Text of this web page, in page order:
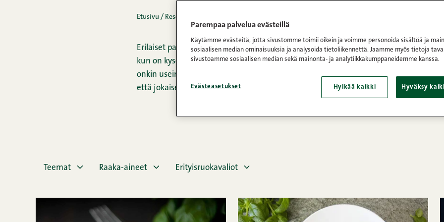
Etusivu / Reseptit
Erilaiset pastakastikkeet ja muut pastaruoat ovat monelle se arjen luottopelastaja.
kun on kyse helposti muokattavasta herkusta. Monen vastaus kysymykseen ”Mikä
onkin usein jonkinlainen pasta herkullisella pastakastikkeella. Pastaruokia on
että jokaiselle löytyy taatusti oma suosikkinsa.
Teemat Raaka-aineet Erityisruokavaliot
Parempaa palvelua evästeillä
Käytämme evästeitä, jotta sivustomme toimii oikein ja voimme personoida sisältöä ja
sosiaalisen median ominaisuuksia ja analysoida tietoliikennettä. Jaamme myös tietoja
sivustoamme sosiaalisen median sekä mainonta- ja analytiikkakumppaneidemme kanssa.
Evästeasetukset Hylkää kaikki Hyväksy